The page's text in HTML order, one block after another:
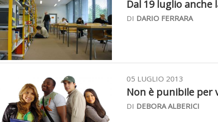
Dal 19 luglio anche
DI DARIO FERRARA
05 LUGLIO 2013
Non è punibile per
DI DEBORA ALBERICI